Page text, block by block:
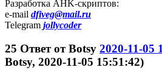
Разработка AHK-скриптов:
e-mail dfiveg@mail.ru
Telegram jollycoder
25 Ответ отBotsy 2020-11-05
Botsy, 2020-11-05 15:51:42)